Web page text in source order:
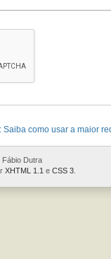
Saiba como usar a maior
Dutra
XHTML 1.1 e CSS 3